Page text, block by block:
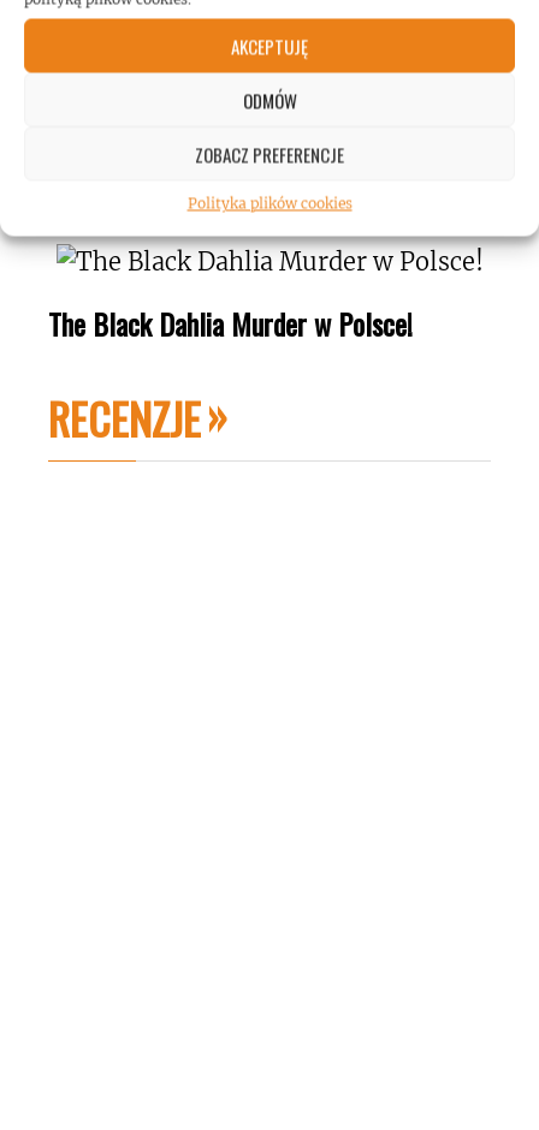
AKCEPTUJĘ
ODMÓW
ZOBACZ PREFERENCJE
Polityka plików cookies
Polsce!
Floor Jansen w Polsce!
The Black Dahlia Murder w Polsce!
RECENZJE